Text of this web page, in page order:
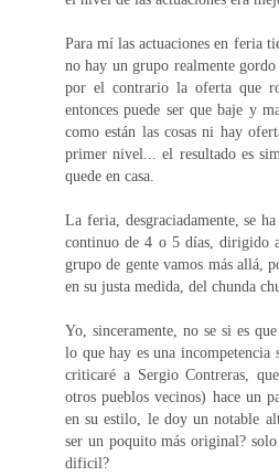
Para mí las actuaciones en feria
no hay un grupo realmente
por el contrario la oferta que
entonces puede ser que baje y
como están las cosas ni hay
primer nivel... el resultado es
quede en casa.
La feria, desgraciadamente, se
continuo de 4 o 5 días, dirigido
grupo de gente vamos más allá,
en su justa medida, del chunda
Yo, sinceramente, no se si es
lo que hay es una
criticaré a Sergio Contreras,
otros pueblos vecinos) hace un
en su estilo, le doy un notable
ser un poquito más original?
dificil?